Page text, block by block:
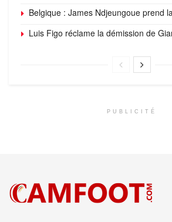
Belgique : James Ndjeungoue prend
Luis Figo réclame la démission de
PUBLICITÉ